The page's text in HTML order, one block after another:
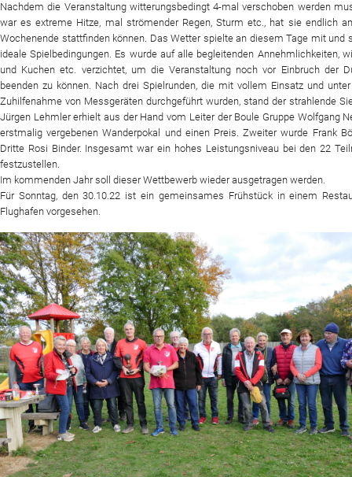
Nachdem die Veranstaltung witterungsbedingt 4-mal verschoben werden
war es extreme Hitze, mal strömender Regen, Sturm etc., hat sie endlich
Wochenende stattfinden können. Das Wetter spielte an diesem Tage mit und
ideale Spielbedingungen. Es wurde auf alle begleitenden Annehmlichkeiten,
und Kuchen etc. verzichtet, um die Veranstaltung noch vor Einbruch der
beenden zu können. Nach drei Spielrunden, die mit vollem Einsatz und
Zuhilfenahme von Messgeräten durchgeführt wurden, stand der strahlende
Jürgen Lehmler erhielt aus der Hand vom Leiter der Boule Gruppe Wolfgang
erstmalig vergebenen Wanderpokal und einen Preis. Zweiter wurde Frank
Dritte Rosi Binder. Insgesamt war ein hohes Leistungsniveau bei den 22
festzustellen.
Im kommenden Jahr soll dieser Wettbewerb wieder ausgetragen werden.
Für Sonntag, den 30.10.22 ist ein gemeinsames Frühstück in einem
Flughafen vorgesehen.